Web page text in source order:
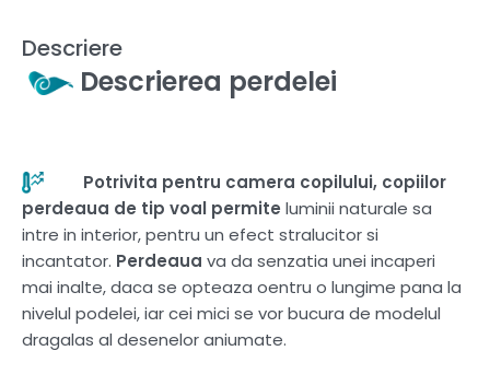
Descriere
Descrierea perdelei
Potrivita pentru camera copilului, copiilor
perdeaua de tip voal permite luminii naturale sa
intre in interior, pentru un efect stralucitor si
incantator. Perdeaua va da senzatia unei incaperi
mai inalte, daca se opteaza oentru o lungime pana la
nivelul podelei, iar cei mici se vor bucura de modelul
dragalas al desenelor aniumate.